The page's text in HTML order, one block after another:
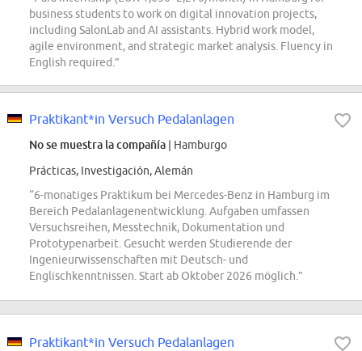
business students to work on digital innovation projects,
including SalonLab and AI assistants. Hybrid work model,
agile environment, and strategic market analysis. Fluency in
English required.”
Praktikant*in Versuch Pedalanlagen
No se muestra la compañía | Hamburgo
Prácticas, Investigación, Alemán
“6-monatiges Praktikum bei Mercedes-Benz in Hamburg im
Bereich Pedalanlagenentwicklung. Aufgaben umfassen
Versuchsreihen, Messtechnik, Dokumentation und
Prototypenarbeit. Gesucht werden Studierende der
Ingenieurwissenschaften mit Deutsch- und
Englischkenntnissen. Start ab Oktober 2026 möglich.”
Praktikant*in Versuch Pedalanlagen